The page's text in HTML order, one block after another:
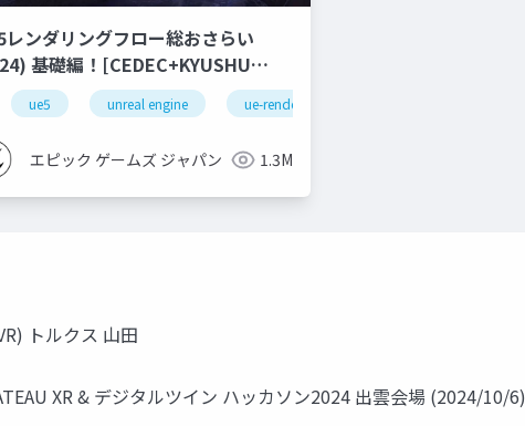
レンダリングフロー総おさらい
ue5 unreal engine ue-rendering
エピック ゲームズ ジャパン 1.3M
トルクス 山田
XR & デジタルツイン ハッカソン2024 出雲会場 (2024/10/6)